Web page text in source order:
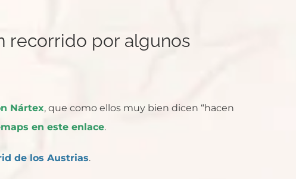
recorrido por algunos
Nártex, que como ellos muy bien dicen “hacen
en este enlace.
de los Austrias.